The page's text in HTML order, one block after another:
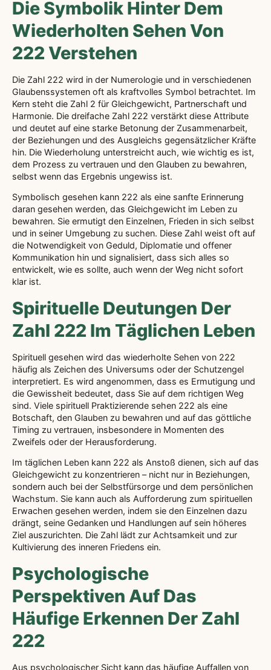
Die Symbolik Hinter Dem
Wiederholten Sehen Von
222 Verstehen
Die Zahl 222 wird in der Numerologie und in verschiedenen
Glaubenssystemen oft als kraftvolles Symbol betrachtet. Im
Kern steht die Zahl 2 für Gleichgewicht, Partnerschaft und
Harmonie. Die dreifache Zahl 222 verstärkt diese Attribute
und deutet auf eine starke Betonung der Zusammenarbeit,
der Beziehungen und des Ausgleichs gegensätzlicher Kräfte
hin. Die Wiederholung unterstreicht auch, wie wichtig es ist,
dem Prozess zu vertrauen und den Glauben zu bewahren,
selbst wenn das Ergebnis ungewiss ist.
Symbolisch gesehen kann 222 als eine sanfte Erinnerung
daran gesehen werden, das Gleichgewicht im Leben zu
bewahren. Sie ermutigt den Einzelnen, Frieden in sich selbst
und in seiner Umgebung zu suchen. Diese Zahl weist oft auf
die Notwendigkeit von Geduld, Diplomatie und offener
Kommunikation hin und signalisiert, dass sich alles so
entwickelt, wie es sollte, auch wenn der Weg nicht sofort
klar ist.
Spirituelle Deutungen Der
Zahl 222 Im Täglichen Leben
Spirituell gesehen wird das wiederholte Sehen von 222
häufig als Zeichen des Universums oder der Schutzengel
interpretiert. Es wird angenommen, dass es Ermutigung und
die Gewissheit bedeutet, dass Sie auf dem richtigen Weg
sind. Viele spirituell Praktizierende sehen 222 als eine
Botschaft, den Glauben zu bewahren und auf das göttliche
Timing zu vertrauen, insbesondere in Momenten des
Zweifels oder der Herausforderung.
Im täglichen Leben kann 222 als Anstoß dienen, sich auf das
Gleichgewicht zu konzentrieren – nicht nur in Beziehungen,
sondern auch bei der Selbstfürsorge und dem persönlichen
Wachstum. Sie kann auch als Aufforderung zum spirituellen
Erwachen gesehen werden, indem sie den Einzelnen dazu
drängt, seine Gedanken und Handlungen auf sein höheres
Ziel auszurichten. Die Zahl lädt zur Achtsamkeit und zur
Kultivierung des inneren Friedens ein.
Psychologische
Perspektiven Auf Das
Häufige Erkennen Der Zahl
222
Aus psychologischer Sicht kann das häufige Auffallen von